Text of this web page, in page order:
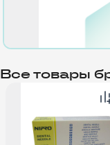
Все товары